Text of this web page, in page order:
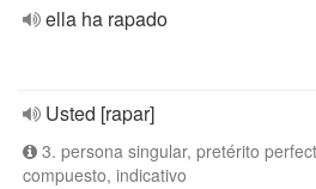
ella ha rapado
Usted [rapar]
3. persona singular, pretérito
compuesto, indicativo